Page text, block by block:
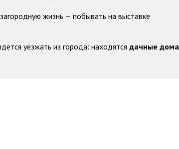
жизнь — побывать на выставке
уезжать из города: находятся дачные дома